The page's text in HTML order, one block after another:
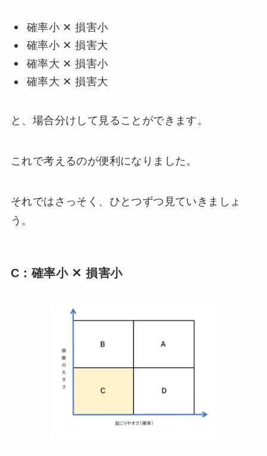
確率小 ✕ 損害小
確率小 ✕ 損害大
確率大 ✕ 損害小
確率大 ✕ 損害大
と、場合分けして見ることができます。
これで考えるのが便利になりました。
それではさっそく、ひとつずつ見ていきましょ
う。
C：確率小 ✕ 損害小